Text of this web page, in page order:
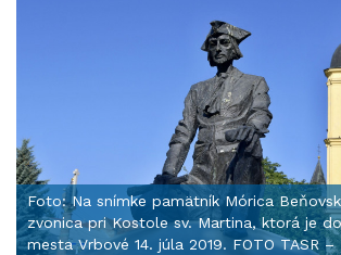
Foto: Na snímke pamätník Mórica
zvonica pri Kostole sv. Martina, ktorá je
mesta Vrbové 14. júla 2019. FOTO TASR –